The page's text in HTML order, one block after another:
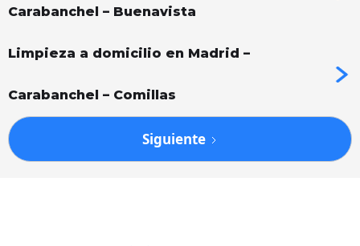
Carabanchel – Buenavista
Limpieza a domicilio en Madrid –
Carabanchel – Comillas
Siguiente